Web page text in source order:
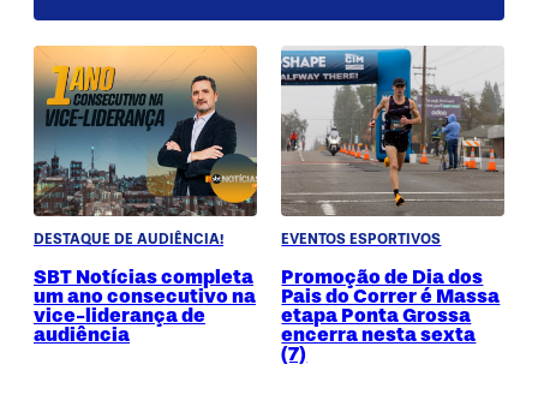
DESTAQUE DE AUDIÊNCIA!
SBT Notícias completa
um ano consecutivo na
vice-liderança de
audiência
EVENTOS ESPORTIVOS
Promoção de Dia dos
Pais do Correr é Massa
etapa Ponta Grossa
encerra nesta sexta
(7)